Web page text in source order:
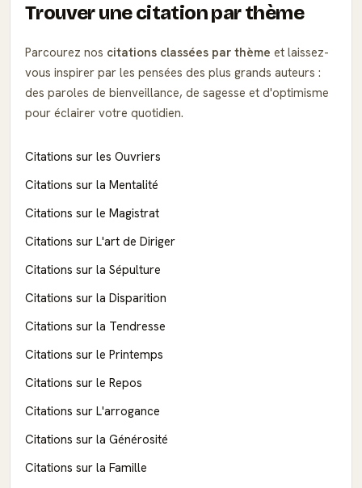
Trouver une citation par thème
Parcourez nos citations classées par thème et laissez-
vous inspirer par les pensées des plus grands auteurs :
des paroles de bienveillance, de sagesse et d'optimisme
pour éclairer votre quotidien.
Citations sur les Ouvriers
Citations sur la Mentalité
Citations sur le Magistrat
Citations sur L'art de Diriger
Citations sur la Sépulture
Citations sur la Disparition
Citations sur la Tendresse
Citations sur le Printemps
Citations sur le Repos
Citations sur L'arrogance
Citations sur la Générosité
Citations sur la Famille